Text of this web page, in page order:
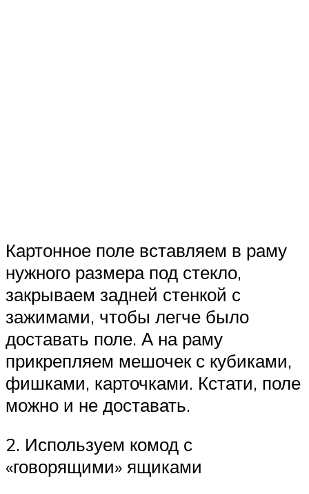
Картонное поле вставляем в раму
нужного размера под стекло,
закрываем задней стенкой с
зажимами, чтобы легче было
доставать поле. А на раму
прикрепляем мешочек с кубиками,
фишками, карточками. Кстати, поле
можно и не доставать.
2. Используем комод с
«говорящими» ящиками